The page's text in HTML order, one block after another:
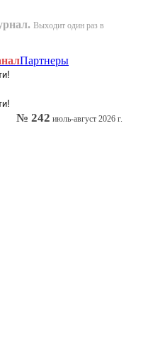
Выходит один раз в
Партнеры
№ 242 июль-август 2026 г.